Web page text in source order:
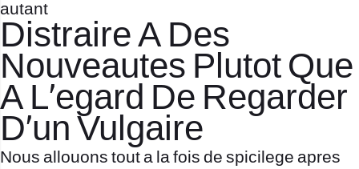
autant
Distraire A Des
Nouveautes Plutot Que
A L’egard De Regarder
D’un Vulgaire
Nous allouons tout a la fois de spicilege apres